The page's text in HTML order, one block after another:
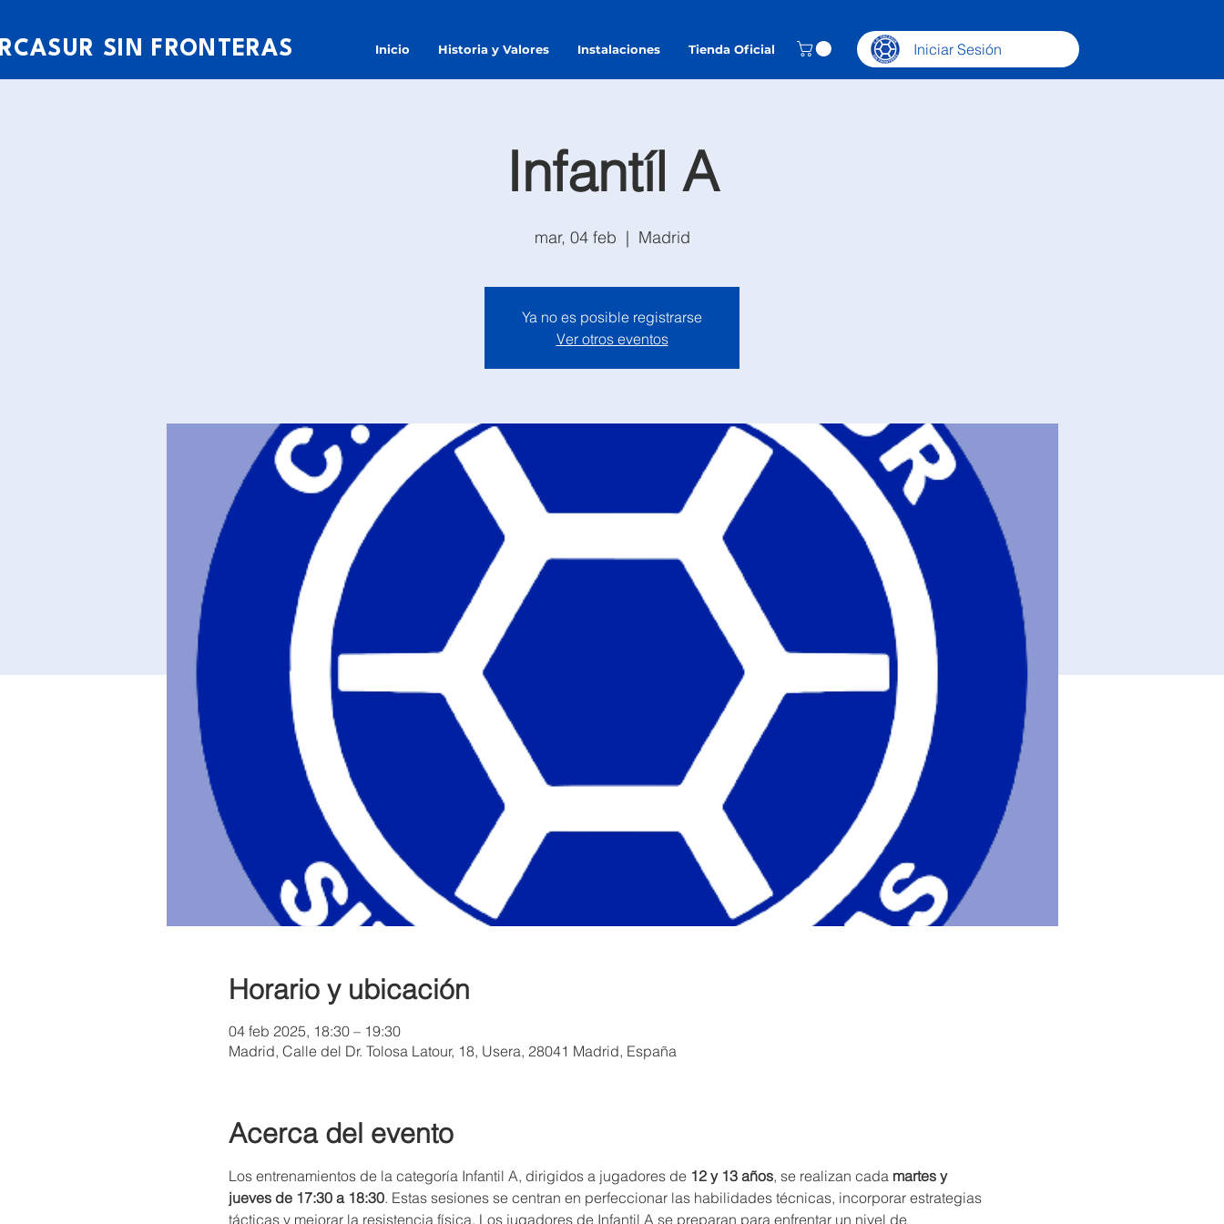
SIN FRONTERAS Inicio Historia y Valores Instalaciones Tienda Oficial Iniciar Sesión
Infantíl A
mar, 04 feb
  |
Madrid
Ya no es posible registrarse
Ver otros eventos
Horario y ubicación
04 feb 2025, 18:30 – 19:30
Madrid, Calle del Dr. Tolosa Latour, 18, Usera, 28041 Madrid, España
Acerca del evento
Los entrenamientos de la categoría Infantil A, dirigidos a jugadores de 12 y 13 años, se realizan cada martes y
jueves de 17:30 a 18:30. Estas sesiones se centran en perfeccionar las habilidades técnicas, incorporar estrategias
tácticas y mejorar la resistencia física. Los jugadores de Infantil A se preparan para enfrentar un nivel de